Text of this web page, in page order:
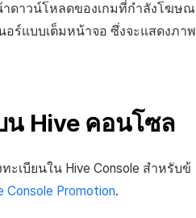
าดาวน์โหลดของเกมที่กำลังโฆษณ
อร์แบบเต็มหน้าจอ ซึ่งจะแสดงภาพ
น Hive คอนโซล
เบียนใน Hive Console สำหรับข้
Promotion.